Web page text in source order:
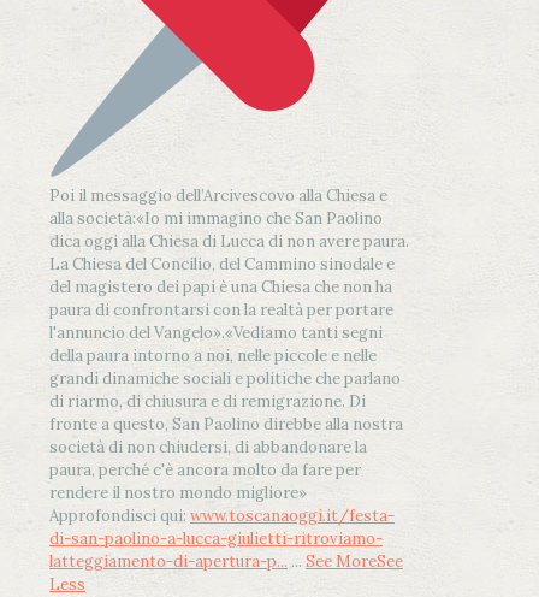
Poi il messaggio dell’Arcivescovo alla Chiesa e
alla società:«Io mi immagino che San Paolino
dica oggi alla Chiesa di Lucca di non avere paura.
La Chiesa del Concilio, del Cammino sinodale e
del magistero dei papi è una Chiesa che non ha
paura di confrontarsi con la realtà per portare
l'annuncio del Vangelo».«Vediamo tanti segni
della paura intorno a noi, nelle piccole e nelle
grandi dinamiche sociali e politiche che parlano
di riarmo, di chiusura e di remigrazione. Di
fronte a questo, San Paolino direbbe alla nostra
società di non chiudersi, di abbandonare la
paura, perché c'è ancora molto da fare per
rendere il nostro mondo migliore»
Approfondisci qui: www.toscanaoggi.it/festa-
di-san-paolino-a-lucca-giulietti-ritroviamo-
latteggiamento-di-apertura-p... ... See MoreSee
Less